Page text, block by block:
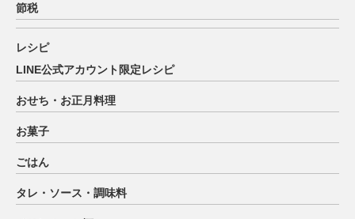
節税
レシピ
LINE公式アカウント限定レシピ
おせち・お正月料理
お菓子
ごはん
タレ・ソース・調味料